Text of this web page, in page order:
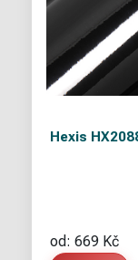
Hexis
od: 669 Kč